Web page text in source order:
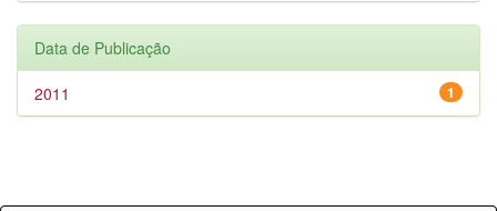
Data de Publicação
1
2011